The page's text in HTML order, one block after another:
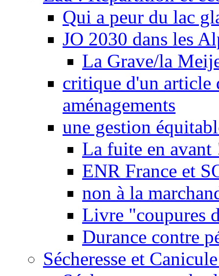
Qui a peur du lac
JO 2030 dans les
La Grave/la
critique d'un article
aménagements
une gestion
La fuite en avant
ENR France et
non à la
Livre "coupures
Durance contre
Sécheresse et